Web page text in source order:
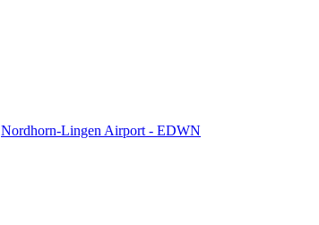
Nordhorn-Lingen Airport - EDWN